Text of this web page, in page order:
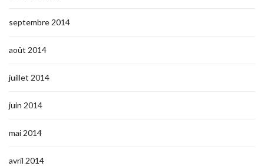
septembre 2014
août 2014
juillet 2014
juin 2014
mai 2014
avril 2014